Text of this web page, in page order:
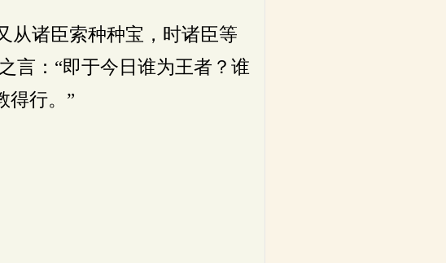
从诸臣索种种宝，时诸臣等
言：“即于今日谁为王者？谁
得行。”